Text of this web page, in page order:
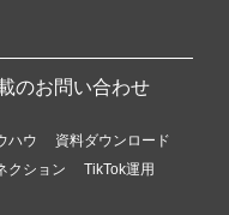
のお問い合わせ
ハウ
資料ダウンロード
クション
TikTok運用